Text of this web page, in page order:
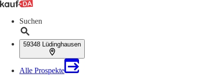
Suchen
59348 Lüdinghausen
Alle Prospekte